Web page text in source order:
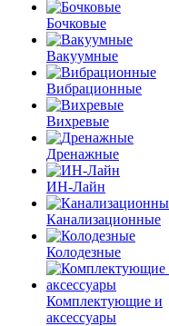
Бочковые
Вакуумные
Вибрационные
Вихревые
Дренажные
ИН-Лайн
Канализационные
Колодезные
Комплектующие и
аксессуары